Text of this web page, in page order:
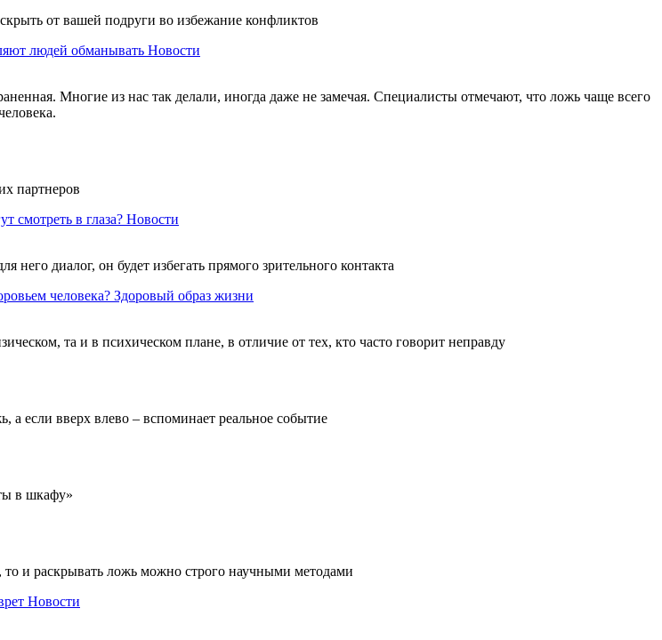
от вашей подруги во избежание конфликтов
людей обманывать Новости
Многие из нас так делали, иногда даже не замечая. Специалисты отмечают, что ложь чаще всего
партнеров
смотреть в глаза? Новости
диалог, он будет избегать прямого зрительного контакта
человека? Здоровый образ жизни
та и в психическом плане, в отличие от тех, кто часто говорит неправду
если вверх влево – вспоминает реальное событие
в шкафу»
и раскрывать ложь можно строго научными методами
Новости